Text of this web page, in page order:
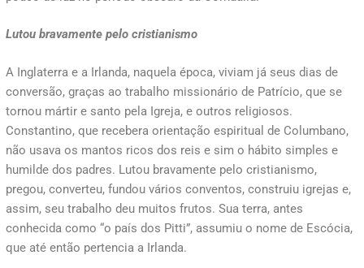
Lutou bravamente pelo cristianismo
A Inglaterra e a Irlanda, naquela época, viviam já seus dias de
conversão, graças ao trabalho missionário de Patrício, que se
tornou mártir e santo pela Igreja, e outros religiosos.
Constantino, que recebera orientação espiritual de Columbano,
não usava os mantos ricos dos reis e sim o hábito simples e
humilde dos padres. Lutou bravamente pelo cristianismo,
pregou, converteu, fundou vários conventos, construiu igrejas e,
assim, seu trabalho deu muitos frutos. Sua terra, antes
conhecida como “o país dos Pitti”, assumiu o nome de Escócia,
que até então pertencia a Irlanda.